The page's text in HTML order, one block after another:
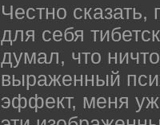
Честно сказать,
для себя
думал, что
выраженный
эффект, меня